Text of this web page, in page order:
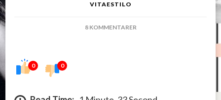
VITAESTILO
8 KOMMENTARERTILL
0 0